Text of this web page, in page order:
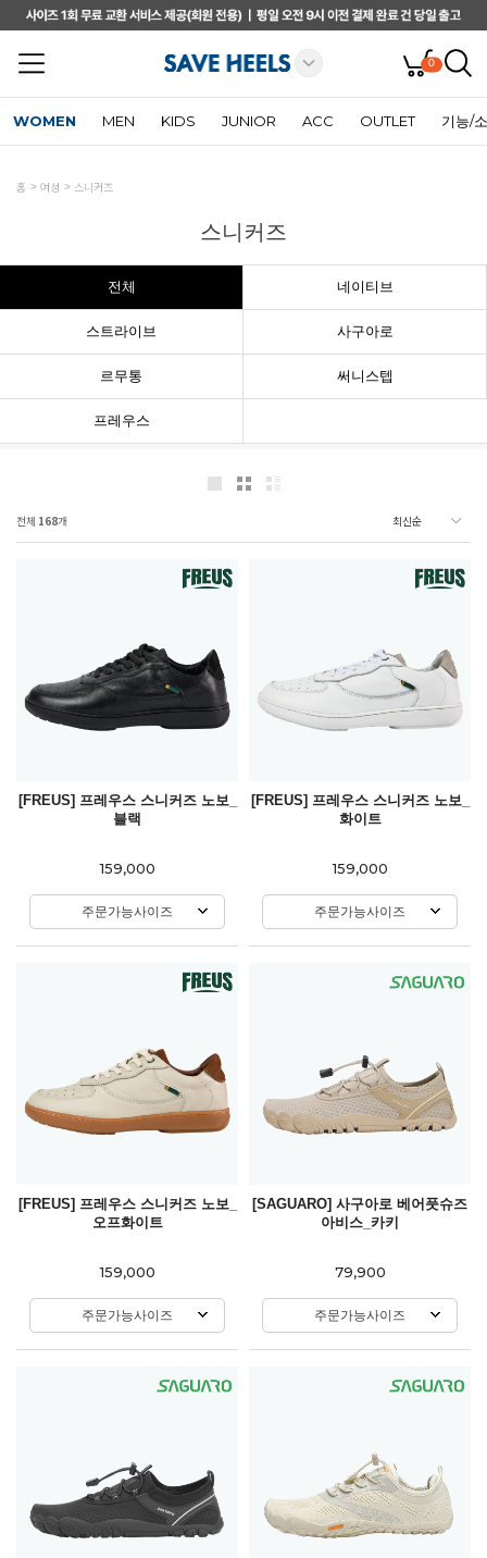
0
WOMEN MEN KIDS JUNIOR ACC OUTLET 기능/
홈 여성 스니커즈
스니커즈
전체 네이티브
스트라이브 사구아로
르무통 써니스텝
프레우스
전체 168개
[FREUS] 프레우스 스니커즈 노보_
블랙
159,000
주문가능사이즈
[FREUS] 프레우스 스니커즈 노보_
화이트
159,000
주문가능사이즈
[FREUS] 프레우스 스니커즈 노보_
오프화이트
159,000
주문가능사이즈
[SAGUARO] 사구아로 베어풋슈즈
아비스_카키
79,900
주문가능사이즈